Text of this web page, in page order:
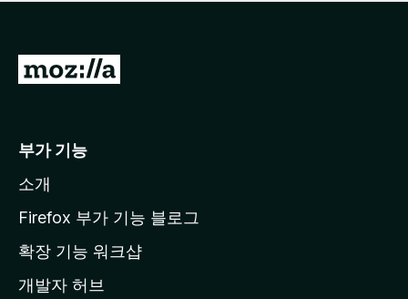
점
습
니
M
l
a
페
이
부가 기능
소개
Firefox 부가 기능 블로그
확장 기능 워크샵
개발자 허브